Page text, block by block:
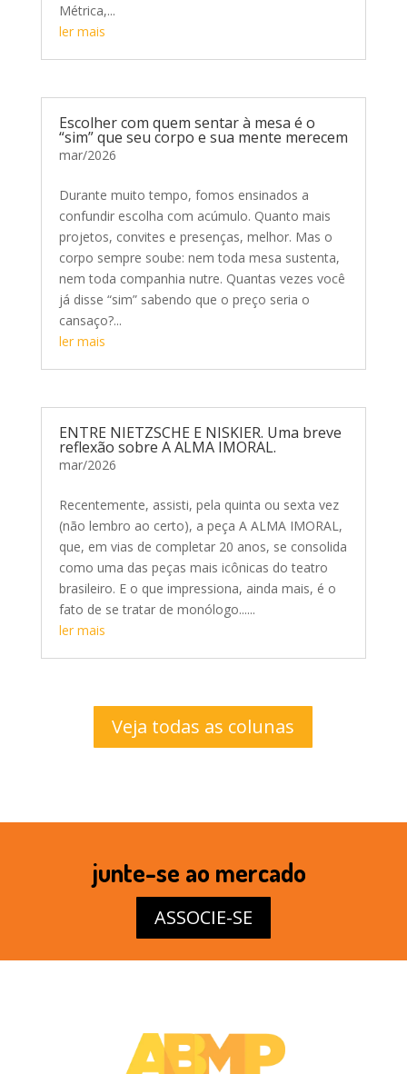
Métrica,...
ler mais
Escolher com quem sentar à mesa é o
“sim” que seu corpo e sua mente merecem
mar/2026
Durante muito tempo, fomos ensinados a
confundir escolha com acúmulo. Quanto mais
projetos, convites e presenças, melhor. Mas o
corpo sempre soube: nem toda mesa sustenta,
nem toda companhia nutre. Quantas vezes você
já disse “sim” sabendo que o preço seria o
cansaço?...
ler mais
ENTRE NIETZSCHE E NISKIER. Uma breve
reflexão sobre A ALMA IMORAL.
mar/2026
Recentemente, assisti, pela quinta ou sexta vez
(não lembro ao certo), a peça A ALMA IMORAL,
que, em vias de completar 20 anos, se consolida
como uma das peças mais icônicas do teatro
brasileiro. E o que impressiona, ainda mais, é o
fato de se tratar de monólogo......
ler mais
Veja todas as colunas
junte-se ao mercado
ASSOCIE-SE